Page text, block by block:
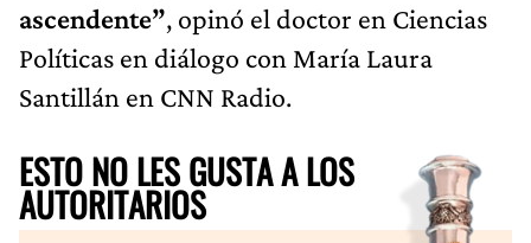
ascendente”, opinó el doctor en Ciencias
Políticas en diálogo con María Laura
Santillán en CNN Radio.
ESTO NO LES GUSTA A LOS
AUTORITARIOS